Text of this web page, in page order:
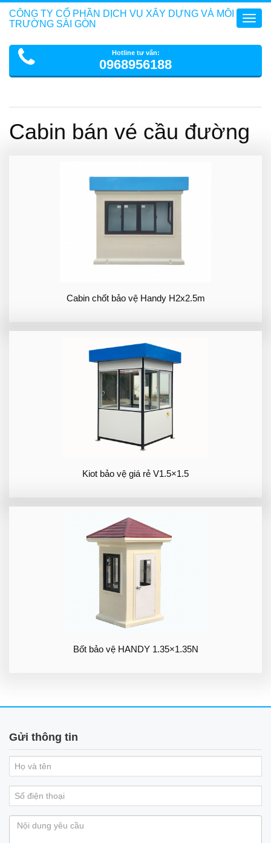
CÔNG TY CỔ PHẦN DỊCH VỤ XÂY DỰNG VÀ MÔI
TRƯỜNG SÀI GÒN
Hotline tư vấn:
0968956188
Cabin bán vé cầu đường
Cabin chốt bảo vệ Handy H2x2.5m
Kiot bảo vệ giá rẻ V1.5×1.5
Bốt bảo vệ HANDY 1.35×1.35N
Gửi thông tin